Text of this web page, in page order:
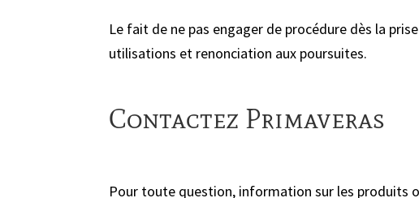
Le fait de ne pas engager de procédure dès la
utilisations et renonciation aux poursuites.
Contactez Primaveras
Pour toute question, information sur les produits